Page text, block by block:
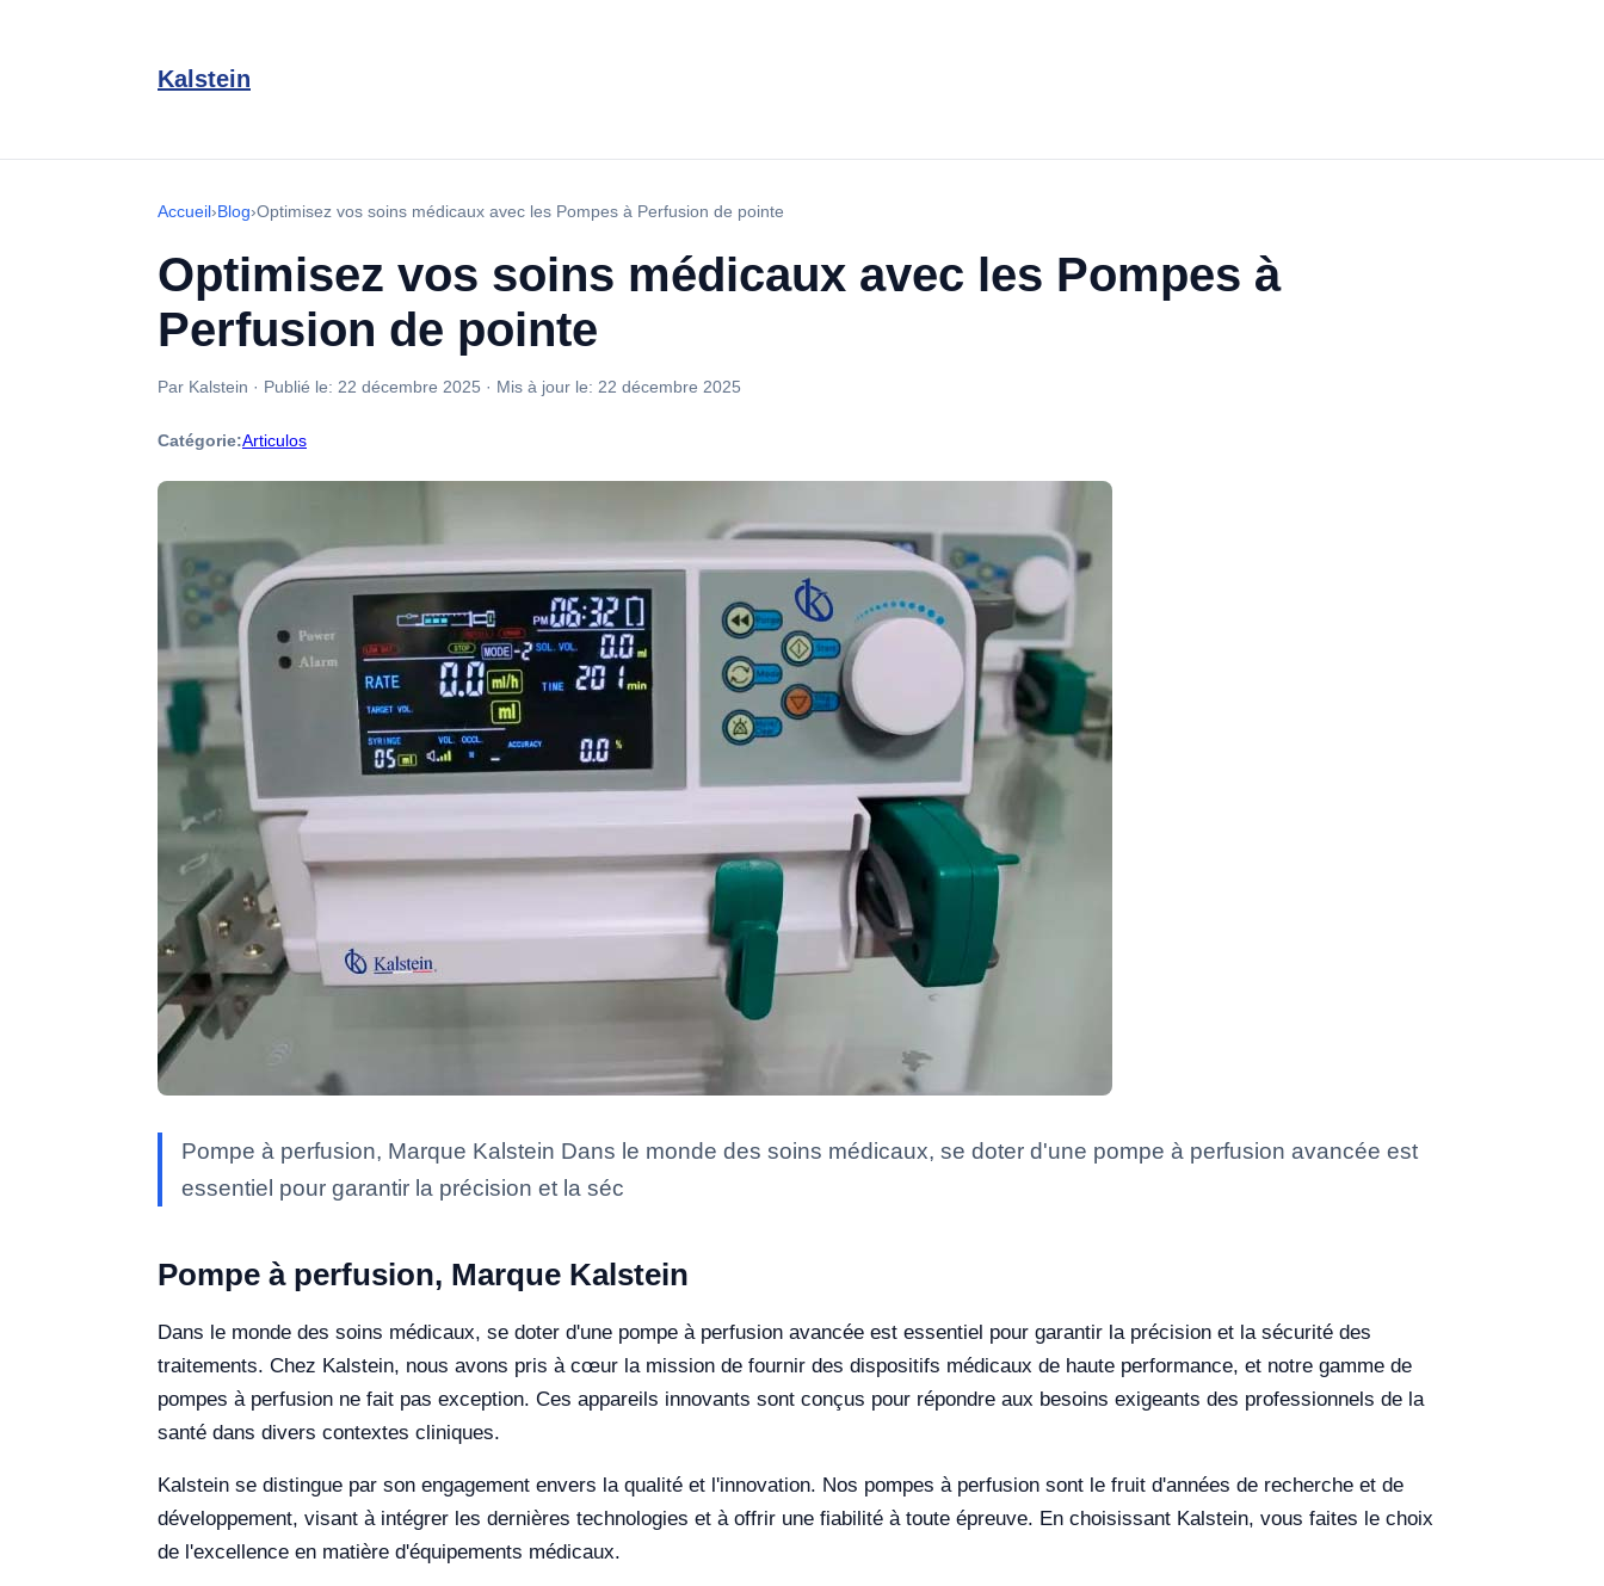
Kalstein
Accueil›Blog›Optimisez vos soins médicaux avec les Pompes à Perfusion de pointe
Optimisez vos soins médicaux avec les Pompes à
Perfusion de pointe
Par Kalstein · Publié le: 22 décembre 2025 · Mis à jour le: 22 décembre 2025
Catégorie:Articulos
Pompe à perfusion, Marque Kalstein Dans le monde des soins médicaux, se doter d'une pompe à perfusion avancée est
essentiel pour garantir la précision et la séc
Pompe à perfusion, Marque Kalstein
Dans le monde des soins médicaux, se doter d'une pompe à perfusion avancée est essentiel pour garantir la précision et la sécurité des
traitements. Chez Kalstein, nous avons pris à cœur la mission de fournir des dispositifs médicaux de haute performance, et notre gamme de
pompes à perfusion ne fait pas exception. Ces appareils innovants sont conçus pour répondre aux besoins exigeants des professionnels de la
santé dans divers contextes cliniques.
Kalstein se distingue par son engagement envers la qualité et l'innovation. Nos pompes à perfusion sont le fruit d'années de recherche et de
développement, visant à intégrer les dernières technologies et à offrir une fiabilité à toute épreuve. En choisissant Kalstein, vous faites le choix
de l'excellence en matière d'équipements médicaux.